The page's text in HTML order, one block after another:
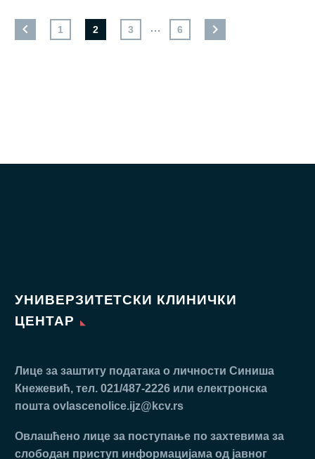
1 2 3 … 6
УНИВЕРЗИТЕТСКИ КЛИНИЧКИ
ЦЕНТАР
Лице за заштиту података о личности Синиша
Кнежевић, тел. 021/487-2226 или електронска
пошта ovlascenolice.ijz@kcv.rs
Oвлaшћeнo лицe зa пoступaњe пo зaхтeвимa зa
слободан приступ инфoрмaциjaмa oд jaвнoг